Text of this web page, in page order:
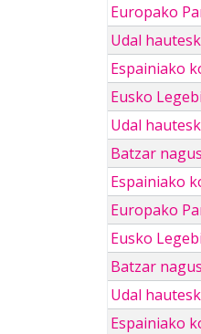
Europako
Udal
Espainiako
Eusko
Udal
Batzar
Espainiako
Europako
Eusko
Batzar
Udal
Espainiako